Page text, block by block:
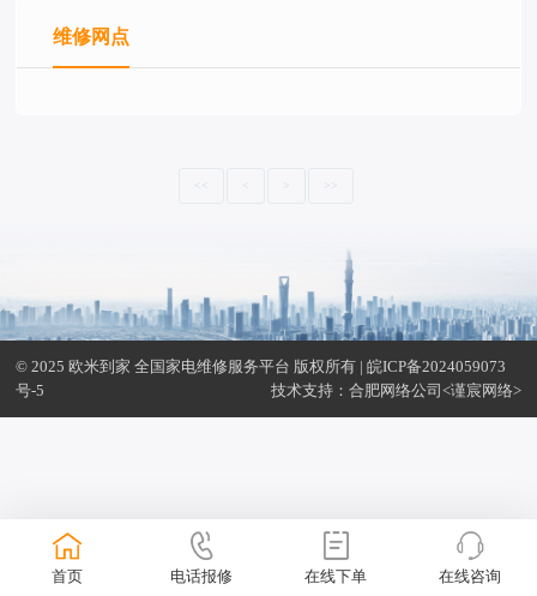
维修网点
<< < > >>
© 2025 欧米到家 全国家电维修服务平台 版权所有 |皖ICP备2024059073
号-5
技术支持： 合肥网络公司 <谨宸网络>
首页 电话报修 在线下单 在线咨询